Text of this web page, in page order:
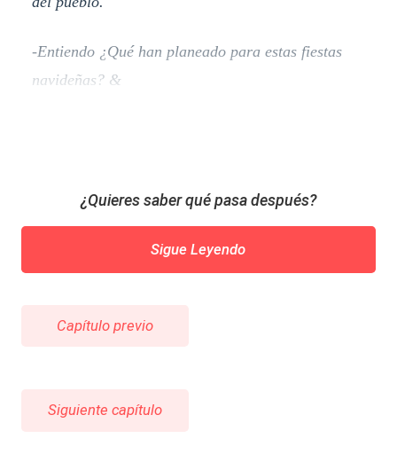
-Entiendo ¿Qué han planeado para estas fiestas
navideñas? &
¿Quieres saber qué pasa después?
Sigue Leyendo
Capítulo previo
Siguiente capítulo